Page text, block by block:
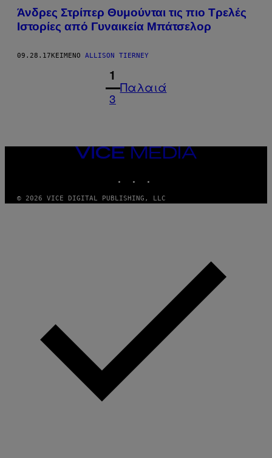
Άνδρες Στρίπερ Θυμούνται τις πιο Τρελές
Ιστορίες από Γυναικεία Μπάτσελορ
09.28.17 ΚΕΊΜΕΝΟ ALLISON TIERNEY
1
3
Παλαιά
VICE
© 2026 VICE DIGITAL PUBLISHING, LLC